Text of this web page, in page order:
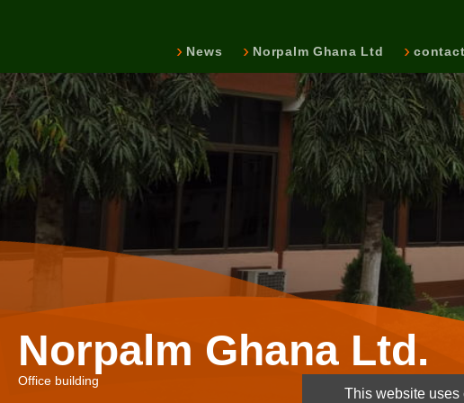
News Norpalm Ghana Ltd
Norpalm Ghana Ltd.
Office building
This website uses